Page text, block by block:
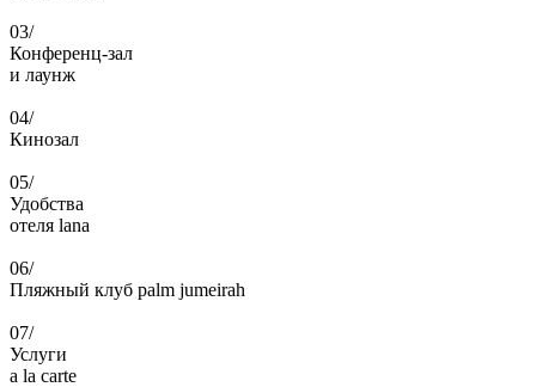
03/
Конференц-зал
и лаунж
04/
Кинозал
05/
Удобства
отеля lana
06/
Пляжный клуб palm jumeirah
07/
Услуги
a la carte